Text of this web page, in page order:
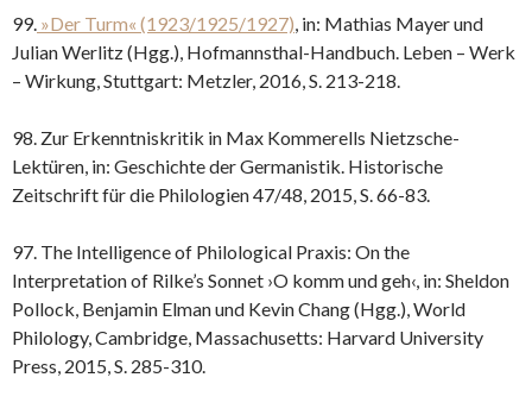
99. »Der Turm« (1923/1925/1927), in: Mathias Mayer und
Julian Werlitz (Hgg.), Hofmannsthal-Handbuch. Leben – Werk
– Wirkung, Stuttgart: Metzler, 2016, S. 213-218.
98. Zur Erkenntniskritik in Max Kommerells Nietzsche-
Lektüren, in: Geschichte der Germanistik. Historische
Zeitschrift für die Philologien 47/48, 2015, S. 66-83.
97. The Intelligence of Philological Praxis: On the
Interpretation of Rilke’s Sonnet ›O komm und geh‹, in: Sheldon
Pollock, Benjamin Elman und Kevin Chang (Hgg.), World
Philology, Cambridge, Massachusetts: Harvard University
Press, 2015, S. 285-310.